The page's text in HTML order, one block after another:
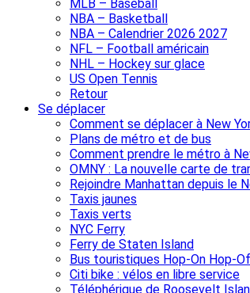
MLB – Baseball
NBA – Basketball
NBA – Calendrier 2026 2027
NFL – Football américain
NHL – Hockey sur glace
US Open Tennis
Retour
Se déplacer
Comment se déplacer à New
Plans de métro et de bus
Comment prendre le métro à
OMNY : La nouvelle carte de
Rejoindre Manhattan depuis le
Taxis jaunes
Taxis verts
NYC Ferry
Ferry de Staten Island
Bus touristiques Hop-On Hop-
Citi bike : vélos en libre service
Téléphérique de Roosevelt